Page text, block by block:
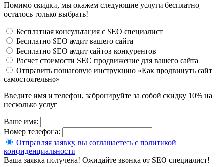
Помимо скидки, мы окажем следующие услуги бесплатно,
осталось только выбрать!
Бесплатная консультация с SEO специалист
Бесплатно SEO аудит вашего сайта
Бесплатно SEO аудит сайтов конкурентов
Расчет стоимости SEO продвижение для вашего сайта
Отправить пошаговую инструкцию «Как продвинуть сайт
самостоятельно»
Введите имя и телефон, забронируйте за собой скидку 10% на
несколько услуг
Ваше имя:
Номер телефона:
Отправляя заявку, вы соглашаетесь с политикой
конфиденциальности
Ваша заявка получена! Ожидайте звонка от SEO специалист!